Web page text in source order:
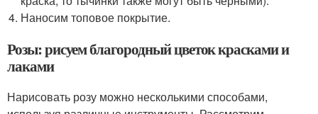
Наносим топовое покрытие.
Розы: рисуем благородный цветок красками и
лаками
Нарисовать розу можно несколькими способами,